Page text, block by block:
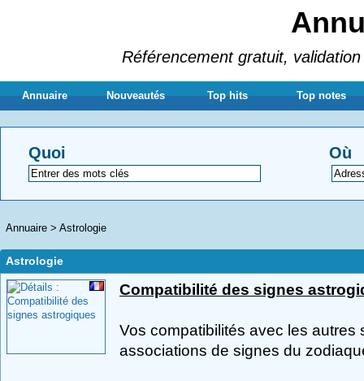
Référencement gratuit,
Annuaire Nouveautés Top hits Top notes
Quoi Où
Annuaire > Astrologie
Astrologie
Compatibilité des signes
Vos compatibilités avec les
associations de signes du